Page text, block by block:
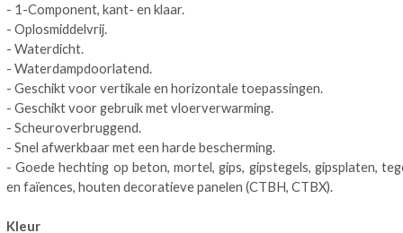
- 1-Component, kant- en klaar.
- Oplosmiddelvrij.
- Waterdicht.
- Waterdampdoorlatend.
- Geschikt voor vertikale en horizontale toepassingen.
- Geschikt voor gebruik met vloerverwarming.
- Scheuroverbruggend.
- Snel afwerkbaar met een harde bescherming.
- Goede hechting op beton, mortel, gips, gipstegels, gipsplaten,
en faïences, houten decoratieve panelen (CTBH, CTBX).
Kleur